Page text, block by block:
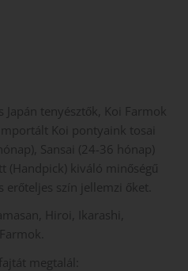
tenyésztők, Koi Farmok
Koi pontyaink tosai
Sansai (24-36 hónap)
(Handpick) kiváló minőségű
erőteljes szín jellemzi őket.
Hiroi, Ikarashi,
megtalál: